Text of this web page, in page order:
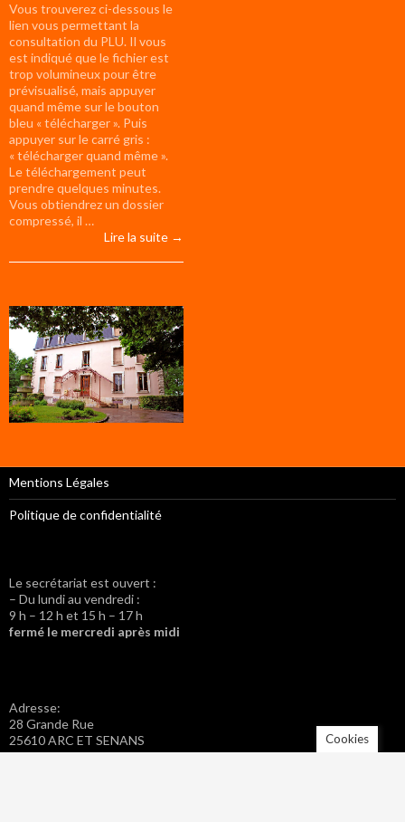
Vous trouverez ci-dessous le
lien vous permettant la
consultation du PLU. Il vous
est indiqué que le fichier est
trop volumineux pour être
prévisualisé, mais appuyer
quand même sur le bouton
bleu « télécharger ». Puis
appuyer sur le carré gris :
« télécharger quand même ».
Le téléchargement peut
prendre quelques minutes.
Vous obtiendrez un dossier
compressé, il …
Lire la suite Consultation du PLU
→
Mentions Légales
Politique de confidentialité
Le secrétariat est ouvert :
– Du lundi au vendredi :
9 h – 12 h et 15 h – 17 h
fermé le mercredi après midi
Adresse:
28 Grande Rue
25610 ARC ET SENANS
Tel. : 03 81 57 42 20
Cookies